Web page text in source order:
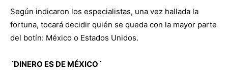
Según indicaron los especialistas, una vez hallada la
fortuna, tocará decidir quién se queda con la mayor parte
del botín: México o Estados Unidos.
´DINERO ES DE MÉXICO´